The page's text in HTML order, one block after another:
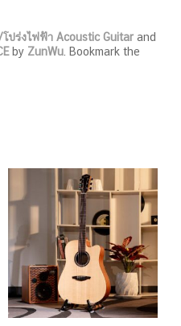
โปร่งไฟฟ้า Acoustic Guitar and
by ZunWu. Bookmark the